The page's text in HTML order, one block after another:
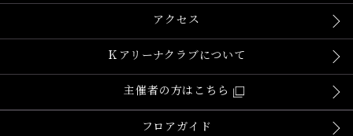
アクセス
Ｋアリーナクラブについて
主催者の方はこちら
フロアガイド